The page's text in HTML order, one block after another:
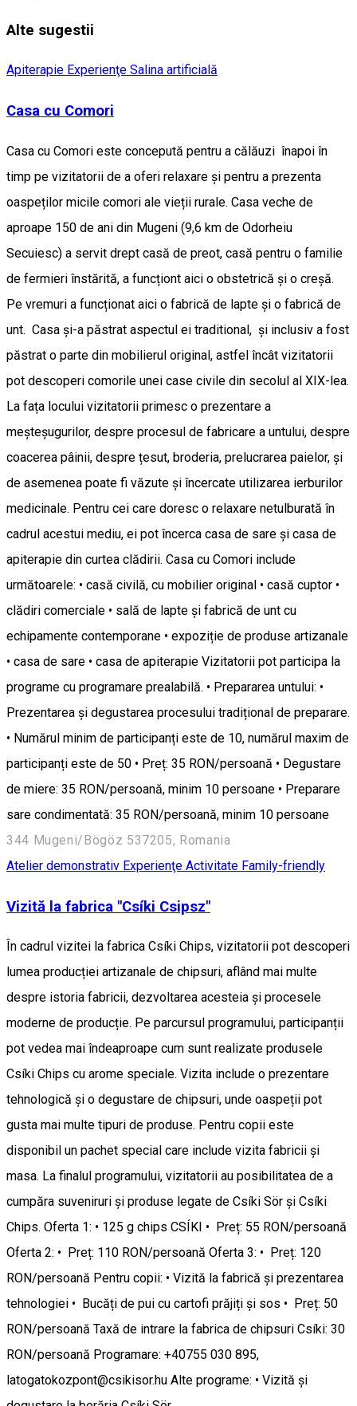
Alte sugestii
Apiterapie Experienţe Salina artificială
Casa cu Comori
Casa cu Comori este concepută pentru a călăuzi înapoi în
timp pe vizitatorii de a oferi relaxare și pentru a prezenta
oaspeților micile comori ale vieții rurale. Casa veche de
aproape 150 de ani din Mugeni (9,6 km de Odorheiu
Secuiesc) a servit drept casă de preot, casă pentru o familie
de fermieri înstărită, a funcționt aici o obstetrică și o creșă.
Pe vremuri a funcționat aici o fabrică de lapte și o fabrică de
unt. Casa și-a păstrat aspectul ei traditional, și inclusiv a fost
păstrat o parte din mobilierul original, astfel încât vizitatorii
pot descoperi comorile unei case civile din secolul al XIX-lea.
La fața locului vizitatorii primesc o prezentare a
meșteșugurilor, despre procesul de fabricare a untului, despre
coacerea pâinii, despre țesut, broderia, prelucrarea paielor, și
de asemenea poate fi văzute și încercate utilizarea ierburilor
medicinale. Pentru cei care doresc o relaxare netulburată în
cadrul acestui mediu, ei pot încerca casa de sare și casa de
apiterapie din curtea clădirii. Casa cu Comori include
următoarele: • casă civilă, cu mobilier original • casă cuptor •
clădiri comerciale • sală de lapte și fabrică de unt cu
echipamente contemporane • expoziție de produse artizanale
• casa de sare • casa de apiterapie Vizitatorii pot participa la
programe cu programare prealabilă. • Prepararea untului: •
Prezentarea și degustarea procesului tradițional de preparare.
• Numărul minim de participanți este de 10, numărul maxim de
participanți este de 50 • Preț: 35 RON/persoană • Degustare
de miere: 35 RON/persoană, minim 10 persoane • Preparare
sare condimentată: 35 RON/persoană, minim 10 persoane
344 Mugeni/Bögöz 537205, Romania
Atelier demonstrativ Experienţe Activitate Family-friendly
Vizită la fabrica "Csíki Csipsz"
În cadrul vizitei la fabrica Csíki Chips, vizitatorii pot descoperi
lumea producției artizanale de chipsuri, aflând mai multe
despre istoria fabricii, dezvoltarea acesteia și procesele
moderne de producție. Pe parcursul programului, participanții
pot vedea mai îndeaproape cum sunt realizate produsele
Csíki Chips cu arome speciale. Vizita include o prezentare
tehnologică și o degustare de chipsuri, unde oaspeții pot
gusta mai multe tipuri de produse. Pentru copii este
disponibil un pachet special care include vizita fabricii și
masa. La finalul programului, vizitatorii au posibilitatea de a
cumpăra suveniruri și produse legate de Csíki Sör și Csíki
Chips. Oferta 1: • 125 g chips CSÍKI • Preț: 55 RON/persoană
Oferta 2: • Preț: 110 RON/persoană Oferta 3: • Preț: 120
RON/persoană Pentru copii: • Vizită la fabrică și prezentarea
tehnologiei • Bucăți de pui cu cartofi prăjiți și sos • Preț: 50
RON/persoană Taxă de intrare la fabrica de chipsuri Csíki: 30
RON/persoană Programare: +40755 030 895,
latogatokozpont@csikisor.hu Alte programe: • Vizită şi